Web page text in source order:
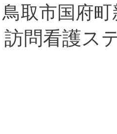
取市国府
問看護ス